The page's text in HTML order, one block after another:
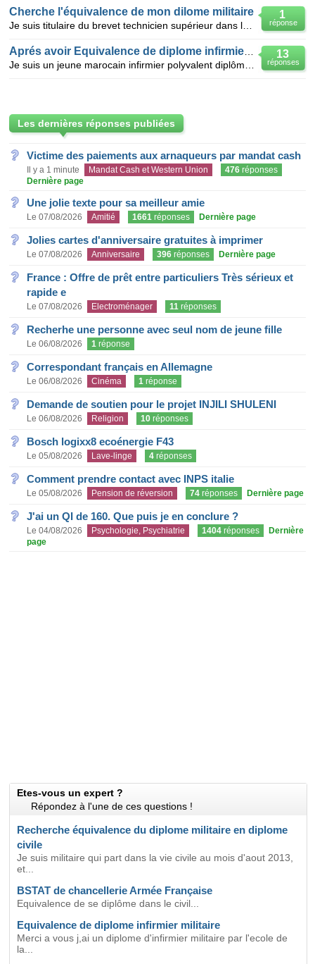
1
réponse
Cherche l'équivalence de mon dilome militaire
13
réponses
Les dernières réponses publiées
Victime des paiements aux arnaqueurs par mandat cash
Il y a 1 minute Mandat Cash et Western Union 476 réponses
Dernière page
Une jolie texte pour sa meilleur amie
Le 07/08/2026 Amitié 1661 réponses Dernière page
Jolies cartes d'anniversaire gratuites à imprimer
Le 07/08/2026 Anniversaire 396 réponses Dernière page
France : Offre de prêt entre particuliers Très sérieux et
rapide e
Le 07/08/2026 Electroménager 11 réponses
Recherhe une personne avec seul nom de jeune fille
Le 06/08/2026 1 réponse
Correspondant français en Allemagne
Le 06/08/2026 Cinéma 1 réponse
Demande de soutien pour le projet INJILI SHULENI
Le 06/08/2026 Religion 10 réponses
Bosch logixx8 ecoénergie F43
Le 05/08/2026 Lave-linge 4 réponses
Comment prendre contact avec INPS italie
Le 05/08/2026 Pension de réversion 74 réponses Dernière page
J'ai un QI de 160. Que puis je en conclure ?
Le 04/08/2026 Psychologie, Psychiatrie 1404 réponses
Dernière
page
Etes-vous un expert ?
Répondez à l'une de ces questions !
Recherche équivalence du diplome militaire en diplome
civile
Je suis militaire qui part dans la vie civile au mois d'aout 2013,
et...
BSTAT de chancellerie Armée Française
Equivalence de se diplôme dans le civil...
Equivalence de diplome infirmier militaire
Merci a vous j,ai un diplome d'infirmier militaire par l'ecole de
la...